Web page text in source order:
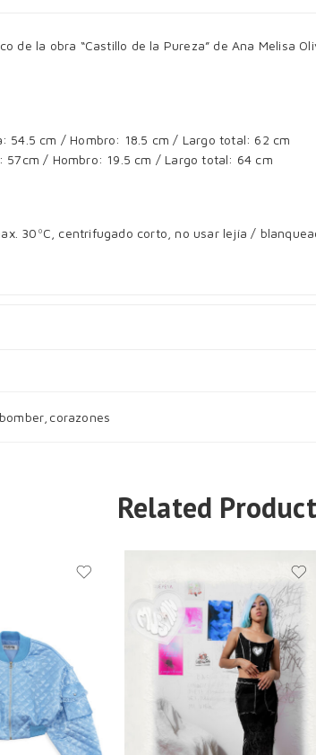
de la obra “Castillo de la Pureza” de Ana Melisa
54.5 cm / Hombro: 18.5 cm / Largo total: 62 cm
57cm / Hombro: 19.5 cm / Largo total: 64 cm
30ºC, centrifugado corto, no usar lejía /
bomber, corazones
Related